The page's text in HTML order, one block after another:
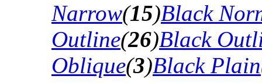
Narrow(15)Black
Outline(26)Black
Oblique(3)Black Plain